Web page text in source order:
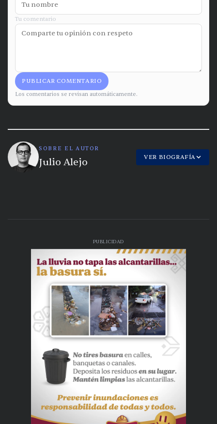
Tu comentario
PUBLICAR COMENTARIO
Los comentarios se revisan automáticamente.
SOBRE EL AUTOR
Julio Alejo VER BIOGRAFÍA
PUBLICIDAD